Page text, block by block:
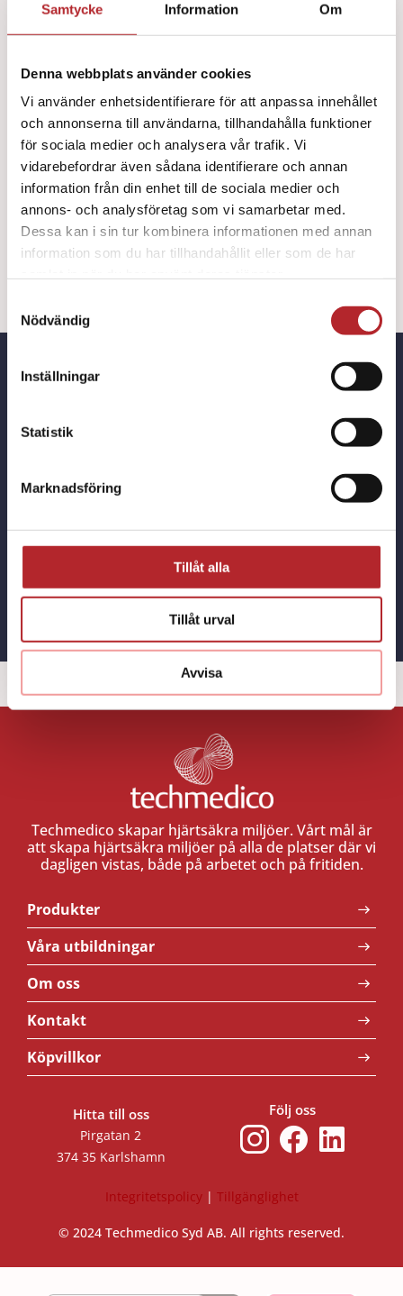
Samtycke Information Om
Denna webbplats använder cookies
Vi använder enhetsidentifierare för att anpassa innehållet
och annonserna till användarna, tillhandahålla funktioner
för sociala medier och analysera vår trafik. Vi
vidarebefordrar även sådana identifierare och annan
information från din enhet till de sociala medier och
annons- och analysföretag som vi samarbetar med.
Dessa kan i sin tur kombinera informationen med annan
information som du har tillhandahållit eller som de har
Nödvändig
Inställningar
Statistik
Marknadsföring
Tillåt alla
Tillåt urval
Avvisa
139kr
Värmemössa
Hypotermi
Blizzard
Beanie
LÄGG TILL I
VARUKORG
[custom_product_description]
Hittar du inte det du söker?
livräddande produkten du letar efter!
KONTAKT
Techmedico skapar hjärtsäkra miljöer. Vårt mål är
att skapa hjärtsäkra miljöer på alla de platser där vi
dagligen vistas, både på arbetet och på fritiden.
Integritetspolicy| Tillgänglighet
© 2024 Techmedico Syd AB. All rights reserved.
Produkter
Våra utbildningar
Om oss
Kontakt
Köpvillkor
Hitta till oss
Pirgatan 2
374 35 Karlshamn
Följ oss